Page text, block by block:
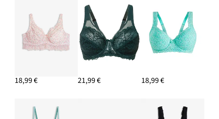
18,99 € 21,99 € 18,99 €